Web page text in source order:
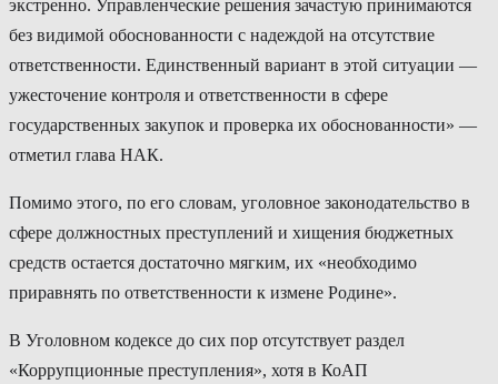
экстренно. Управленческие решения зачастую принимаются
без видимой обоснованности с надеждой на отсутствие
ответственности. Единственный вариант в этой ситуации —
ужесточение контроля и ответственности в сфере
государственных закупок и проверка их обоснованности» —
отметил глава НАК.
Помимо этого, по его словам, уголовное законодательство в
сфере должностных преступлений и хищения бюджетных
средств остается достаточно мягким, их «необходимо
приравнять по ответственности к измене Родине».
В Уголовном кодексе до сих пор отсутствует раздел
«Коррупционные преступления», хотя в КоАП